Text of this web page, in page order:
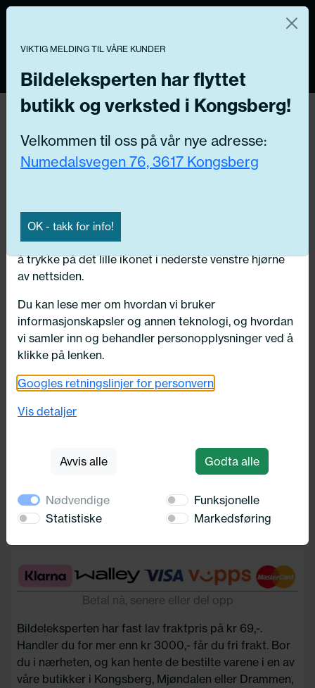
Tilbake
BOLT 14X1,5 LØS KULEKON
Bimecc
Legg i handlekurv
Betal nå, senere eller del opp
Bildeleksperten har fast lav fraktpris på kr 69,-.
Handler du for mer enn kr 3000,- får du fri frakt. Bor
du i nærheten, og kan hente de bestilte varene i en av
våre butikker i Kongsberg, Mjøndalen eller Drammen,
Vi og våre forretningspartnere bruker teknologier,
inkludert informasjonskapsler/«cookies» til å samle
informasjon om deg for forskjellige formål, inkludert:
Funksjonelle, Statistiske, Markedsføring
Ved å trykke «Godta» gir du din tillatelse til alle disse
formålene. Du kan også velge formålet du vil
innstillingene».
Du kan trekke tilbake samtykket ditt til enhver tid ved
å trykke på det lille ikonet i nederste venstre hjørne
av nettsiden.
Du kan lese mer om hvordan vi bruker
informasjonskapsler og annen teknologi, og hvordan
vi samler inn og behandler personopplysninger ved å
klikke på lenken.
Googles retningslinjer for personvern
Vis detaljer
Avvis alle Godta alle
Nødvendige
Funksjonelle
Statistiske
Markedsføring
VIKTIG MELDING TIL VÅRE KUNDER
Bildeleksperten har flyttet
butikk og verksted i Kongsberg!
Velkommen til oss på vår nye adresse:
Numedalsvegen 76, 3617 Kongsberg
OK - takk for info!